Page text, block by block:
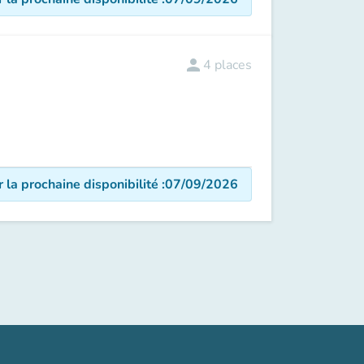
person 4 places
la prochaine disponibilité :07/09/2026